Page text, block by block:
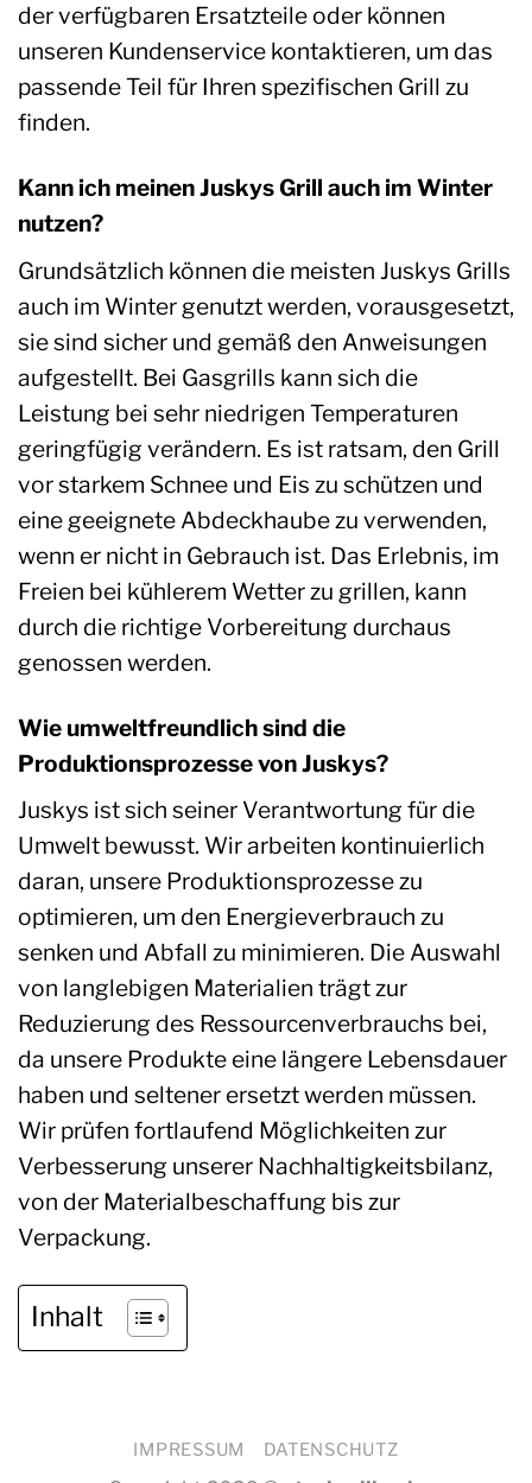
der verfügbaren Ersatzteile oder können
unseren Kundenservice kontaktieren, um das
passende Teil für Ihren spezifischen Grill zu
finden.
Kann ich meinen Juskys Grill auch im Winter
nutzen?
Grundsätzlich können die meisten Juskys Grills
auch im Winter genutzt werden, vorausgesetzt,
sie sind sicher und gemäß den Anweisungen
aufgestellt. Bei Gasgrills kann sich die
Leistung bei sehr niedrigen Temperaturen
geringfügig verändern. Es ist ratsam, den Grill
vor starkem Schnee und Eis zu schützen und
eine geeignete Abdeckhaube zu verwenden,
wenn er nicht in Gebrauch ist. Das Erlebnis, im
Freien bei kühlerem Wetter zu grillen, kann
durch die richtige Vorbereitung durchaus
genossen werden.
Wie umweltfreundlich sind die
Produktionsprozesse von Juskys?
Juskys ist sich seiner Verantwortung für die
Umwelt bewusst. Wir arbeiten kontinuierlich
daran, unsere Produktionsprozesse zu
optimieren, um den Energieverbrauch zu
senken und Abfall zu minimieren. Die Auswahl
von langlebigen Materialien trägt zur
Reduzierung des Ressourcenverbrauchs bei,
da unsere Produkte eine längere Lebensdauer
haben und seltener ersetzt werden müssen.
Wir prüfen fortlaufend Möglichkeiten zur
Verbesserung unserer Nachhaltigkeitsbilanz,
von der Materialbeschaffung bis zur
Verpackung.
Inhalt
IMPRESSUM DATENSCHUTZ